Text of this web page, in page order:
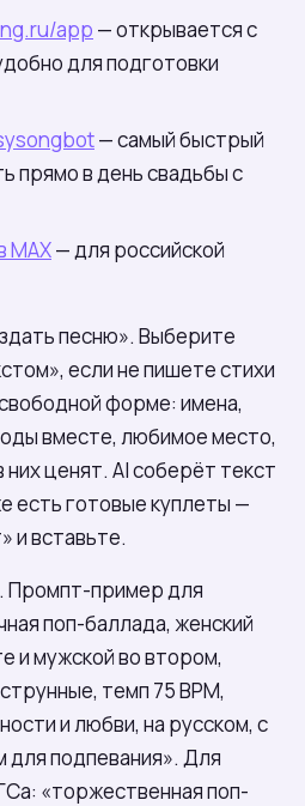
app — открывается с
для подготовки
— самый быстрый
прямо в день свадьбы с
МАХ— для российской
песню». Выберите
если не пишете стихи
форме: имена,
вместе, любимое место,
них ценят. AI соберёт текст
есть готовые куплеты —
и вставьте.
Промпт-пример для
поп-баллада, женский
и мужской во втором,
темп 75 BPM,
и любви, на русском, с
подпевания». Для
«торжественная поп-